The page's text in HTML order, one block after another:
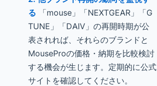
る 「mouse」「NEXTGEAR」「G
TUNE」「DAIV」の再開時期が公
表されれば、それらのブランドと
MouseProの価格・納期を比較検討
する機会が生じます。定期的に公式
サイトを確認してください。